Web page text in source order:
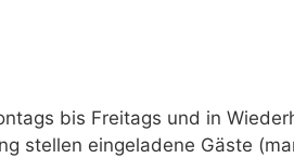
bis Freitags und in
stellen eingeladene Gäste